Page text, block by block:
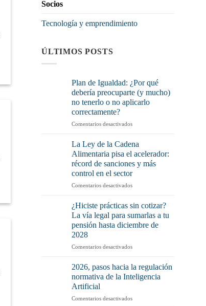
Socios
Tecnología y emprendimiento
ÚLTIMOS POSTS
Plan de Igualdad: ¿Por qué
debería preocuparte (y mucho)
no tenerlo o no aplicarlo
correctamente?
Comentarios desactivadosen
¿Por
qué
preocuparte
mucho)
tenerlo
o
aplicarlo
La Ley de la Cadena
Alimentaria pisa el acelerador:
récord de sanciones y más
control en el sector
Comentarios desactivadosen
Ley
la
Cadena
pisa
acelerador:
récord
de
y
¿Hiciste prácticas sin cotizar?
La vía legal para sumarlas a tu
pensión hasta diciembre de
2028
Comentarios desactivadosen
prácticas
cotizar?
vía
2026, pasos hacia la regulación
normativa de la Inteligencia
Artificial
Comentarios desactivadosen